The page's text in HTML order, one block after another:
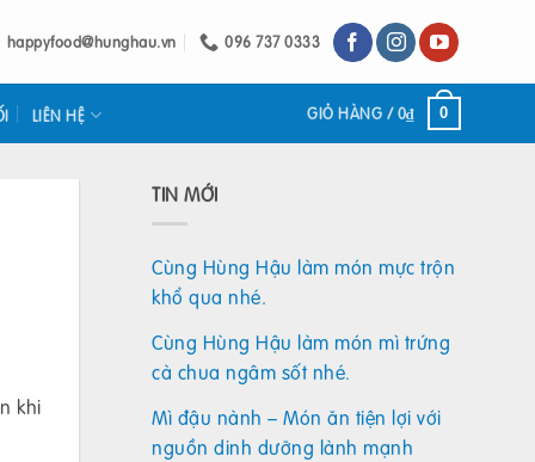
happyfood@hunghau.vn 096 737 0333
LIÊN HỆ GIỎ HÀNG /0₫ 0
khi
TIN MỚI
Cùng Hùng Hậu làm món mực trộn
khổ qua nhé.
Cùng Hùng Hậu làm món mì trứng
cà chua ngâm sốt nhé.
Mì đậu nành – Món ăn tiện lợi với
nguồn dinh dưỡng lành mạnh